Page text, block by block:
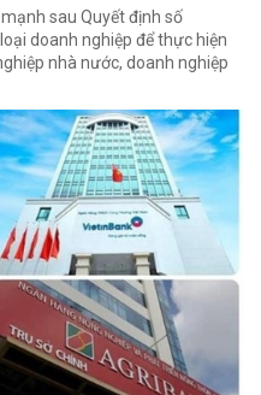
mạnh sau Quyết định số
doanh nghiệp để thực hiện
nhà nước, doanh nghiệp